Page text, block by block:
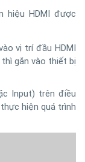
hiệu HDMI được
vị trí đầu HDMI
gắn vào thiết bị
Input) trên điều
hiện quá trình